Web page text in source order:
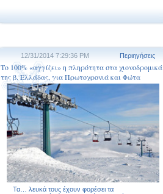
12/31/2014 7:29:36 PM Περιηγήσεις
Το 100% «αγγίζει» η πληρότητα στα χιονοδρομικά
της β. Ελλάδας, για Πρωτοχρονιά και Φώτα
Τα… λευκά τους έχουν φορέσει τα